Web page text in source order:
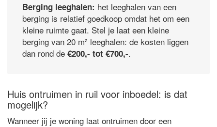
Berging leeghalen: het leeghalen van een
berging is relatief goedkoop omdat het om een
kleine ruimte gaat. Stel je laat een kleine
berging van 20 m² leeghalen: de kosten liggen
dan rond de €200,- tot €700,-.
Huis ontruimen in ruil voor inboedel: is dat
mogelijk?
Wanneer jij je woning laat ontruimen door een